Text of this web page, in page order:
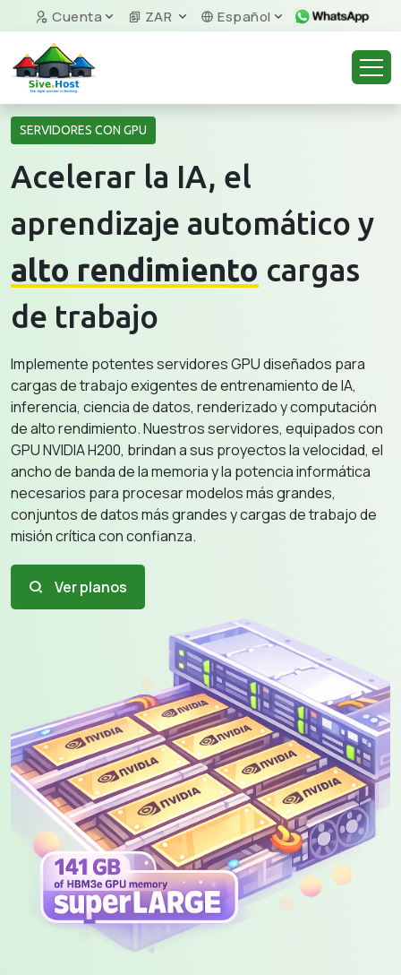
Cuenta ZAR Español
SERVIDORES CON GPU
Acelerar la IA, el
aprendizaje automático y
alto rendimiento cargas
de trabajo
Implemente potentes servidores GPU diseñados para
cargas de trabajo exigentes de entrenamiento de IA,
inferencia, ciencia de datos, renderizado y computación
de alto rendimiento. Nuestros servidores, equipados con
GPU NVIDIA H200, brindan a sus proyectos la velocidad, el
ancho de banda de la memoria y la potencia informática
necesarios para procesar modelos más grandes,
conjuntos de datos más grandes y cargas de trabajo de
misión crítica con confianza.
Ver planos